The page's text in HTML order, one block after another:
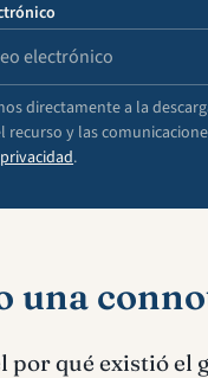
directamente a la
recurso y las
.
una
por qué existió